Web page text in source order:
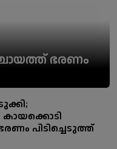
ഭരണം
കായക്കൊടി
പിടിച്ചെടുത്ത്